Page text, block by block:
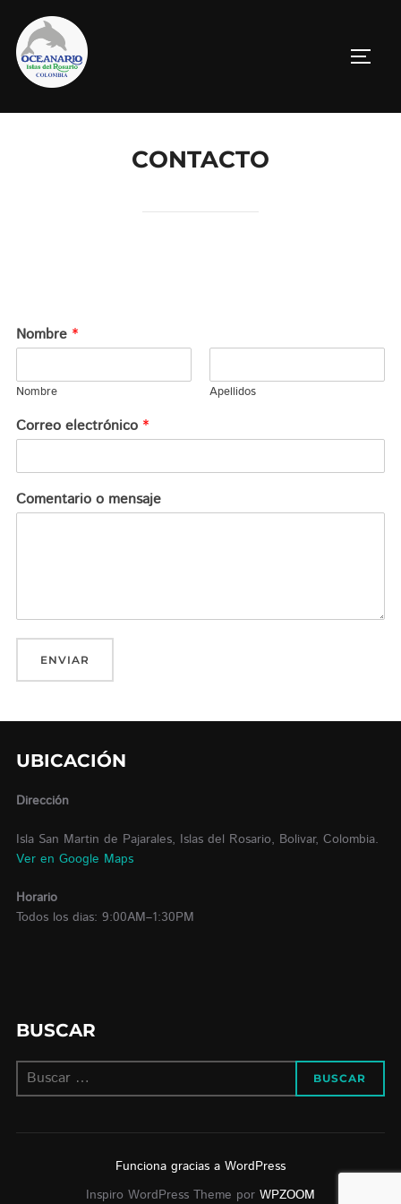
contenido
CONTACTO
Nombre *
Nombre Apellidos
Correo electrónico *
Comentario o mensaje
ENVIAR
UBICACIÓN
Dirección
Isla San Martin de Pajarales, Islas del Rosario, Bolivar, Colombia.
Ver en Google Maps
Horario
Todos los dias: 9:00AM–1:30PM
BUSCAR
Buscar: BUSCAR
Funciona gracias a WordPress
Inspiro WordPress Theme por WPZOOM